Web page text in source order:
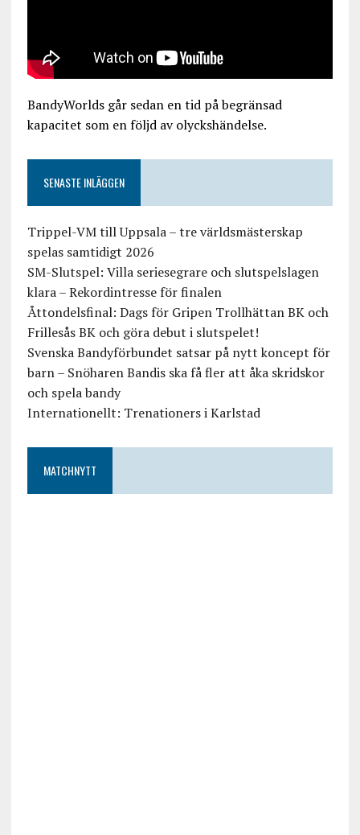
BandyWorlds går sedan en tid på begränsad
kapacitet som en följd av olyckshändelse.
SENASTE INLÄGGEN
Trippel-VM till Uppsala – tre världsmästerskap
spelas samtidigt 2026
SM-Slutspel: Villa seriesegrare och slutspelslagen
klara – Rekordintresse för finalen
Åttondelsfinal: Dags för Gripen Trollhättan BK och
Frillesås BK och göra debut i slutspelet!
Svenska Bandyförbundet satsar på nytt koncept för
barn – Snöharen Bandis ska få fler att åka skridskor
och spela bandy
Internationellt: Trenationers i Karlstad
MATCHNYTT